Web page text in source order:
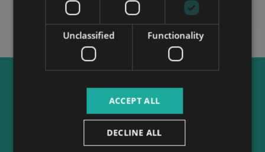
ARABIC
Functionality
Unclassified
ACCEPT ALL
DECLINE ALL